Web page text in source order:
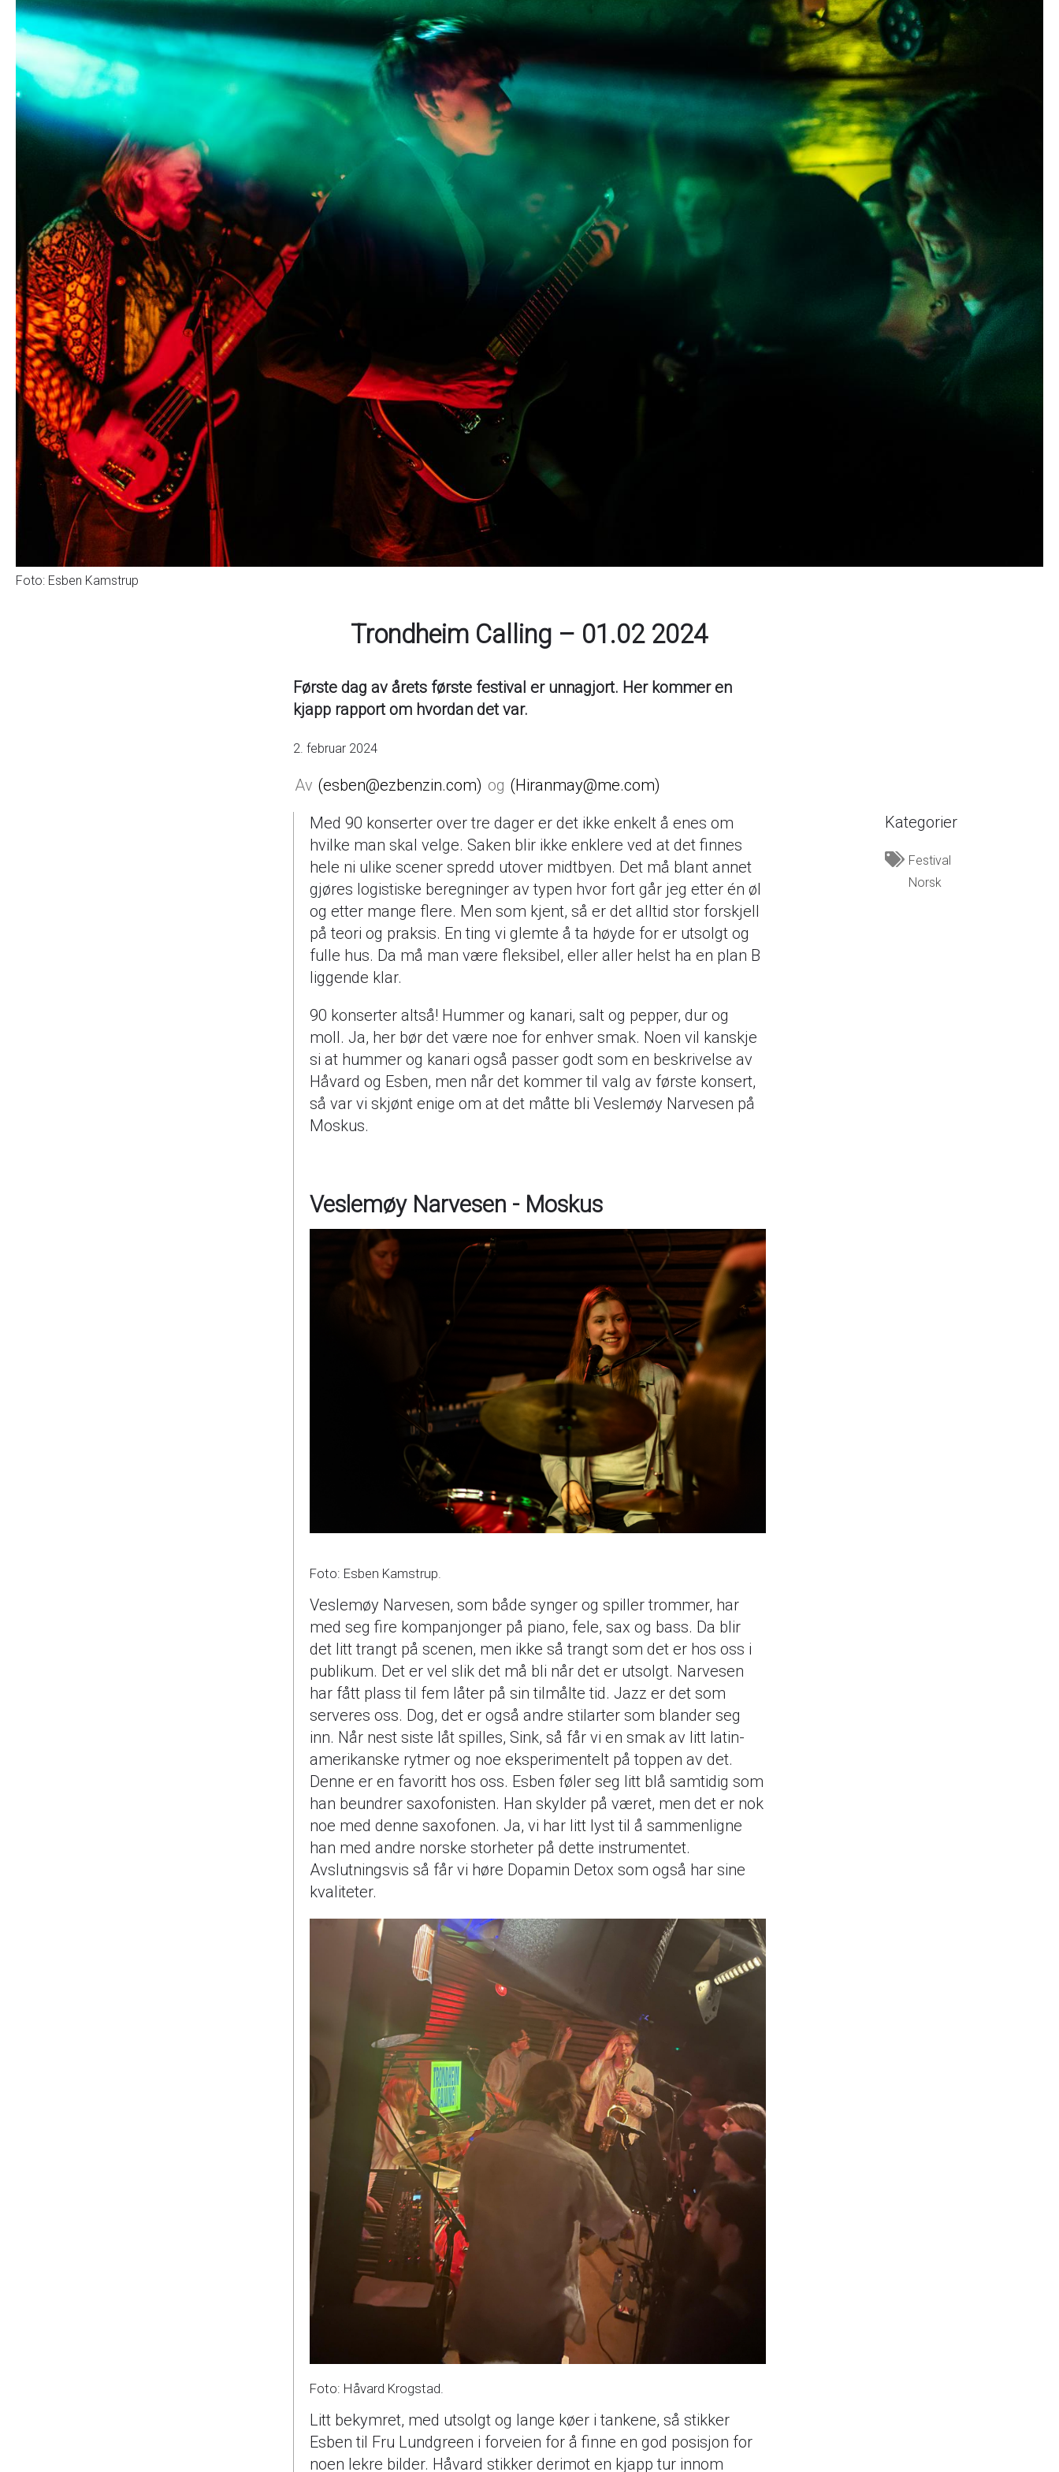
Foto: Esben Kamstrup
Trondheim Calling – 01.02 2024
Første dag av årets første festival er unnagjort. Her kommer en
kjapp rapport om hvordan det var.
2. februar 2024
esben@ezbenzin.com
Hiranmay@me.com
Med 90 konserter over tre dager er det ikke enkelt å enes om
hvilke man skal velge. Saken blir ikke enklere ved at det finnes
hele ni ulike scener spredd utover midtbyen. Det må blant annet
gjøres logistiske beregninger av typen hvor fort går jeg etter én øl
og etter mange flere. Men som kjent, så er det alltid stor forskjell
på teori og praksis. En ting vi glemte å ta høyde for er utsolgt og
fulle hus. Da må man være fleksibel, eller aller helst ha en plan B
liggende klar.
90 konserter altså! Hummer og kanari, salt og pepper, dur og
moll. Ja, her bør det være noe for enhver smak. Noen vil kanskje
si at hummer og kanari også passer godt som en beskrivelse av
Håvard og Esben, men når det kommer til valg av første konsert,
så var vi skjønt enige om at det måtte bli Veslemøy Narvesen på
Moskus.
Veslemøy Narvesen - Moskus
Foto: Esben Kamstrup.
Veslemøy Narvesen, som både synger og spiller trommer, har
med seg fire kompanjonger på piano, fele, sax og bass. Da blir
det litt trangt på scenen, men ikke så trangt som det er hos oss i
publikum. Det er vel slik det må bli når det er utsolgt. Narvesen
har fått plass til fem låter på sin tilmålte tid. Jazz er det som
serveres oss. Dog, det er også andre stilarter som blander seg
inn. Når nest siste låt spilles, Sink, så får vi en smak av litt latin-
amerikanske rytmer og noe eksperimentelt på toppen av det.
Denne er en favoritt hos oss. Esben føler seg litt blå samtidig som
han beundrer saxofonisten. Han skylder på været, men det er nok
noe med denne saxofonen. Ja, vi har litt lyst til å sammenligne
han med andre norske storheter på dette instrumentet.
Avslutningsvis så får vi høre Dopamin Detox som også har sine
kvaliteter.
Foto: Håvard Krogstad.
Litt bekymret, med utsolgt og lange køer i tankene, så stikker
Esben til Fru Lundgreen i forveien for å finne en god posisjon for
noen lekre bilder. Håvard stikker derimot en kjapp tur innom
Kategorier
Festival
Norsk